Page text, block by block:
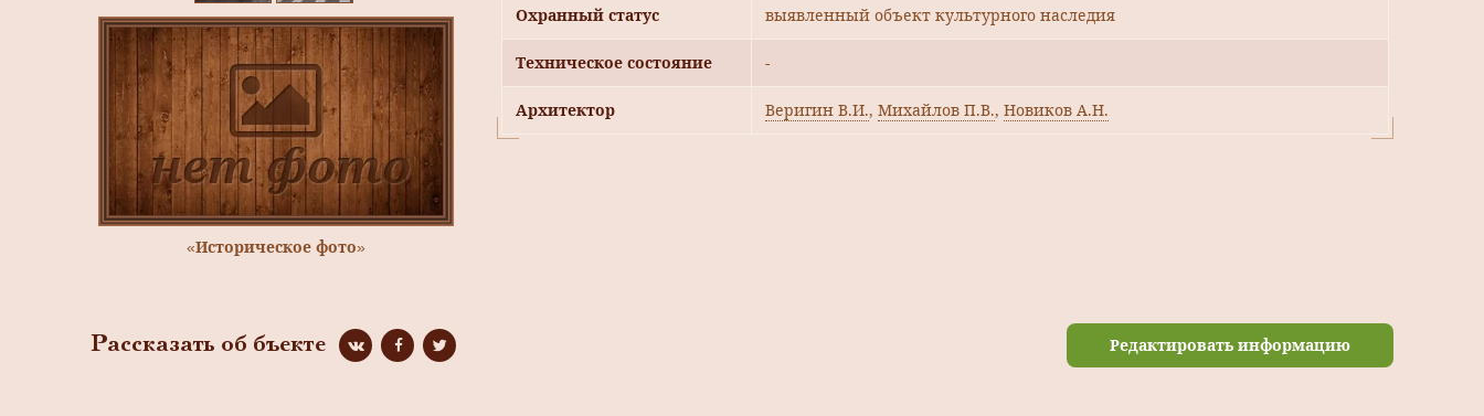
«Историческое фото»
Охранный статус выявленный объект культурного наследия
Техническое состояние -
Архитектор Веригин В.И., Михайлов П.В., Новиков А.Н.
Рассказать об бъекте Редактировать информацию